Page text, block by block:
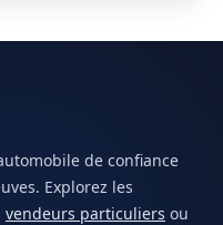
de confiance
Explorez les
vendeurs particuliers ou